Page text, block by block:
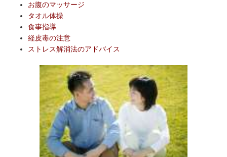
お腹のマッサージ
タオル体操
食事指導
経皮毒の注意
ストレス解消法のアドバイス